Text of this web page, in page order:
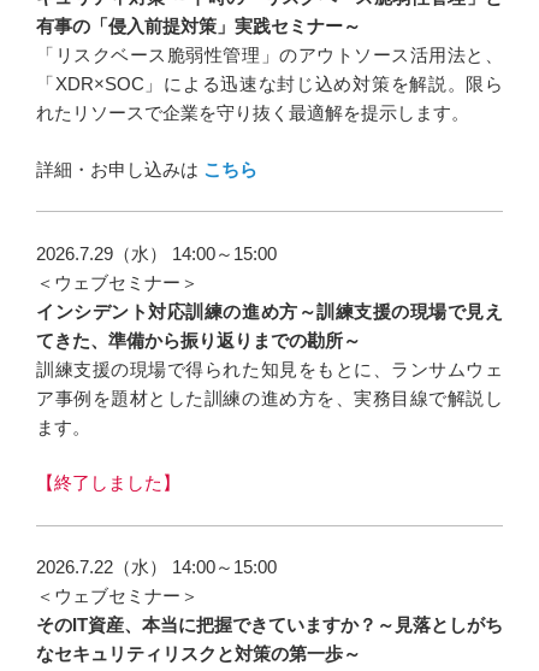
有事の「侵入前提対策」実践セミナー～
「リスクベース脆弱性管理」のアウトソース活用法と、
「XDR×SOC」による迅速な封じ込め対策を解説。限ら
れたリソースで企業を守り抜く最適解を提示します。
詳細・お申し込みは こちら
2026.7.29（水） 14:00～15:00
＜ウェブセミナー＞
インシデント対応訓練の進め方～訓練支援の現場で見え
てきた、準備から振り返りまでの勘所～
訓練支援の現場で得られた知見をもとに、ランサムウェ
ア事例を題材とした訓練の進め方を、実務目線で解説し
ます。
【終了しました】
2026.7.22（水） 14:00～15:00
＜ウェブセミナー＞
そのIT資産、本当に把握できていますか？～見落としがち
なセキュリティリスクと対策の第一歩～